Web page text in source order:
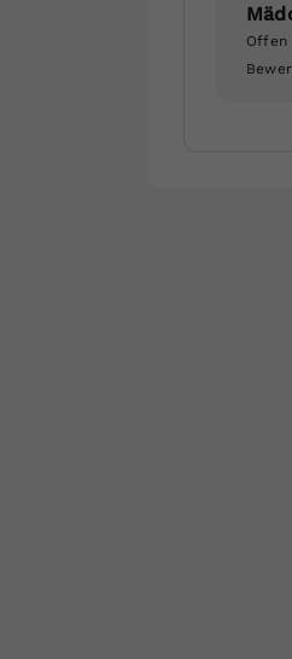
Offen